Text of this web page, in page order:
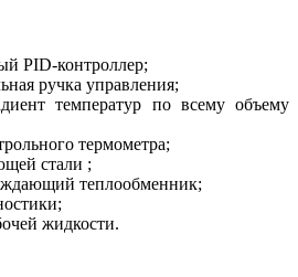
PID-контроллер;
ручка управления;
температур по всему объему
термометра;
стали ;
теплообменник;
жидкости.